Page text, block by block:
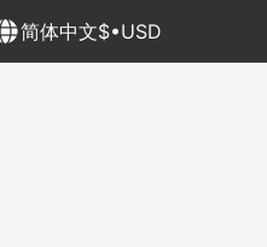
简体中文$•USD